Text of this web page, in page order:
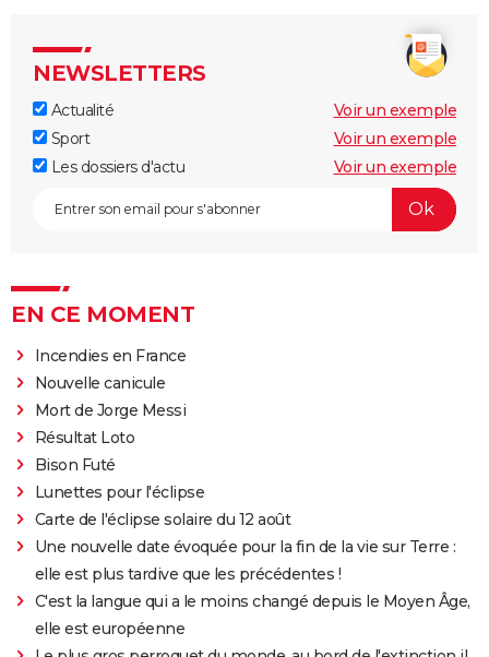
NEWSLETTERS
Actualité
Voir un exemple
Sport
Voir un exemple
Les dossiers d'actu
Voir un exemple
EN CE MOMENT
Incendies en France
Nouvelle canicule
Mort de Jorge Messi
Résultat Loto
Bison Futé
Lunettes pour l'éclipse
Carte de l'éclipse solaire du 12 août
Une nouvelle date évoquée pour la fin de la vie sur Terre :
elle est plus tardive que les précédentes !
C'est la langue qui a le moins changé depuis le Moyen Âge,
elle est européenne